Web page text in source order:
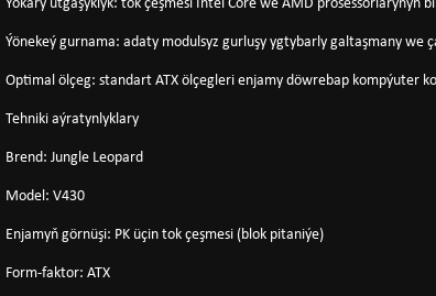
Ýokary utgaşyklyk: tok çeşmesi Intel Core we AMD prosessorlarynyň
Ýönekeý gurnama: adaty modulsyz gurluşy ygtybarly galtaşmany we
Optimal ölçeg: standart ATX ölçegleri enjamy döwrebap kompýuter
Tehniki aýratynlyklary
Brend: Jungle Leopard
Model: V430
Enjamyň görnüşi: PK üçin tok çeşmesi (blok pitaniýe)
Form-faktor: ATX